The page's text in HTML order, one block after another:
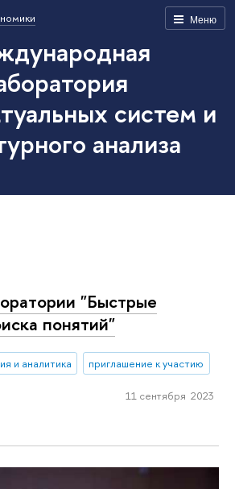
Меню
систем и
анализа
"Быстрые
понятий"
и аналитика приглашение к участию
11 сентября 2023